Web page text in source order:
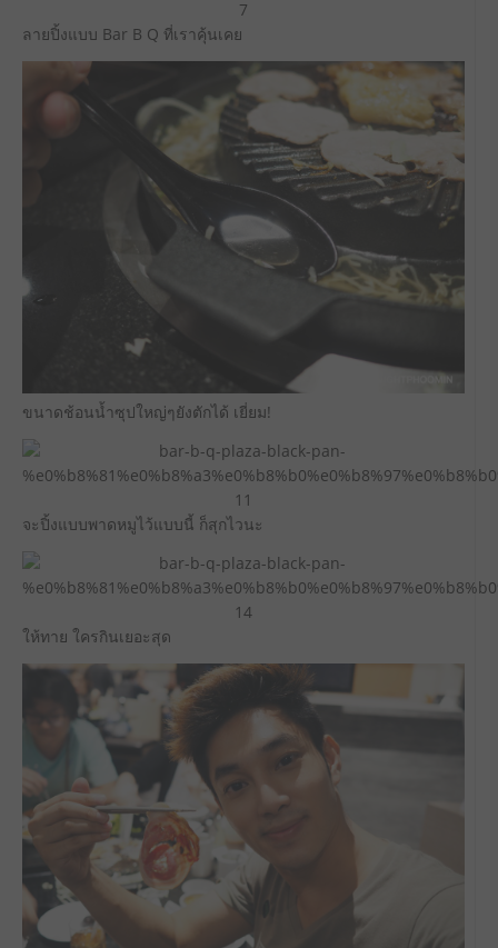
ลายปิ้งแบบ Bar B Q ที่เราคุ้นเคย
ขนาดช้อนน้ำซุปใหญ่ๆยังตักได้ เยี่ยม!
จะปิ้งแบบพาดหมูไว้แบบนี้ ก็สุกไวนะ
ให้ทาย ใครกินเยอะสุด